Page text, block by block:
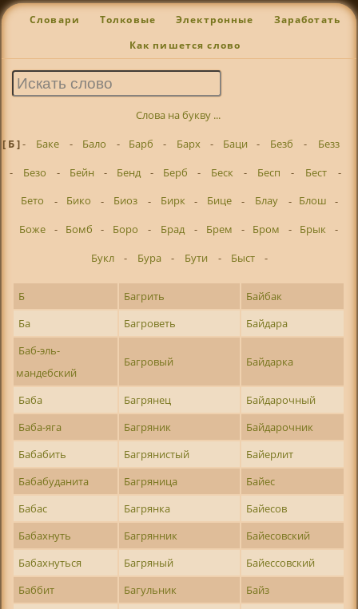
Словари Толковые Электронные Заработать
Как пишется слово
Слова на букву ...
[ Б ]- Баке - Бало - Барб - Барх - Баци - Безб -
Безз
-
Безо - Бейн - Бенд - Берб - Беск - Бесп - Бест
-
Бето
- Бико - Биоз - Бирк - Бице - Блау - Блош
-
Боже
- Бомб - Боро - Брад - Брем - Бром - Брык
-
Букл
- Бура - Бути - Быст -
Б Багрить
Байбак
Ба
Багроветь
Байдара
Баб-эль-
мандебский
Багровый Байдарка
Баба Багрянец
Байдарочный
Баба-яга
Багряник
Байдарочник
Бабабить
Багрянистый
Байерлит
Бабабуданита
Багряница
Байес
Бабас
Багрянка
Байесов
Бабахнуть
Багрянник
Байесовский
Бабахнуться
Багряный
Байессовский
Баббит
Багульник
Байз